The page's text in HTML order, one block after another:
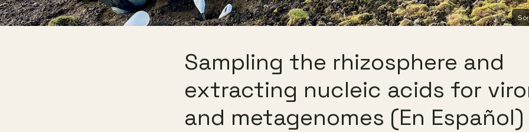
Sampling the rhizosphere and
extracting nucleic acids for
and metagenomes (En Español)